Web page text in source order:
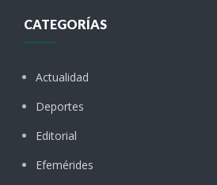
CATEGORÍAS
Actualidad
Deportes
Editorial
Efemérides